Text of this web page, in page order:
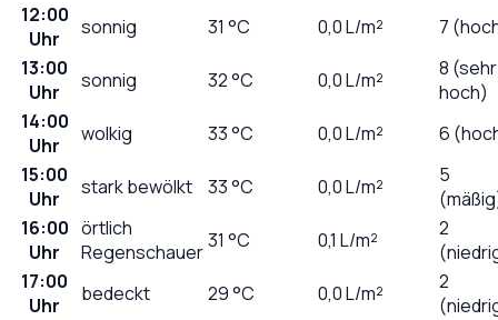
12:00
Uhr
sonnig 31 °C 0,0L/m²
7
13:00
Uhr
sonnig 32°C 0,0L/m²
8 (sehr
hoch)
14:00
Uhr
wolkig 33°C 0,0L/m²
6
15:00
Uhr
stark bewölkt 33°C 0,0L/m²
5
16:00
Uhr
örtlich
Regenschauer31 °C 0,1 L/m²
2
17:00
Uhr
bedeckt 29°C 0,0L/m²
2